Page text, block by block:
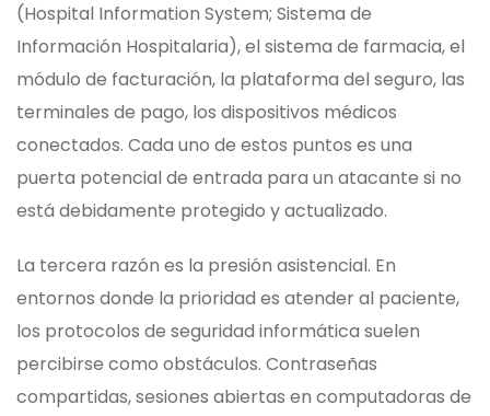
(Hospital Information System; Sistema de
Información Hospitalaria), el sistema de farmacia, el
módulo de facturación, la plataforma del seguro, las
terminales de pago, los dispositivos médicos
conectados. Cada uno de estos puntos es una
puerta potencial de entrada para un atacante si no
está debidamente protegido y actualizado.
La tercera razón es la presión asistencial. En
entornos donde la prioridad es atender al paciente,
los protocolos de seguridad informática suelen
percibirse como obstáculos. Contraseñas
compartidas, sesiones abiertas en computadoras de